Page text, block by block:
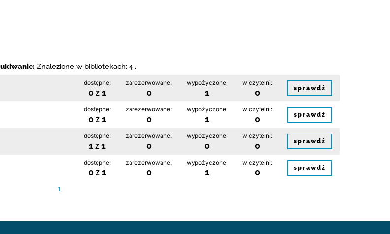
Znalezione w bibliotekach: 4 .
dostępne:
0 z 1
zarezerwowane:
0
wypożyczone:
1
w czytelni:
0 sprawdź
dostępne:
0 z 1
zarezerwowane:
0
wypożyczone:
1
w czytelni:
0 sprawdź
dostępne:
1 z 1
zarezerwowane:
0
wypożyczone:
0
w czytelni:
0 sprawdź
dostępne:
0 z 1
zarezerwowane:
0
wypożyczone:
1
w czytelni:
0 sprawdź
1